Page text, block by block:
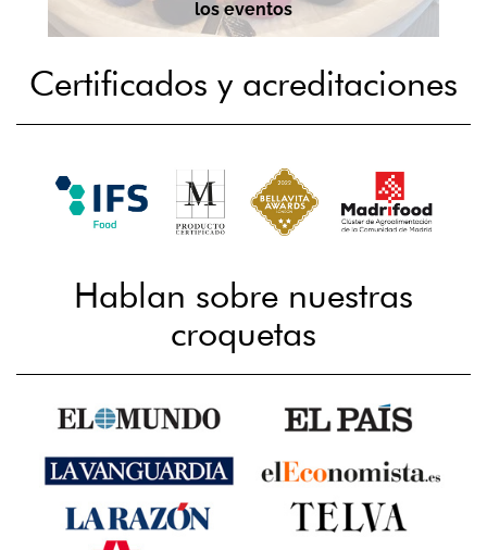
los eventos
Certificados y acreditaciones
Hablan sobre nuestras
croquetas